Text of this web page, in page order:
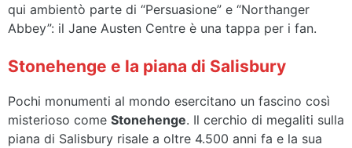
qui ambientò parte di “Persuasione” e “Northanger
Abbey”: il Jane Austen Centre è una tappa per i fan.
Stonehenge e la piana di Salisbury
Pochi monumenti al mondo esercitano un fascino così
misterioso come Stonehenge. Il cerchio di megaliti sulla
piana di Salisbury risale a oltre 4.500 anni fa e la sua